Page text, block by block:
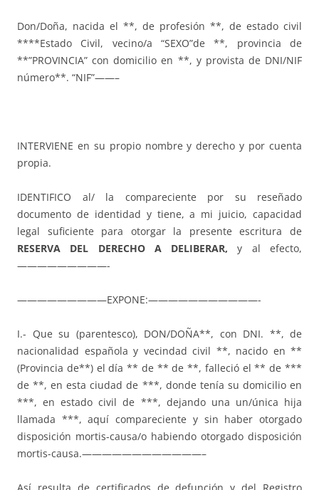
Don/Doña, nacida el **, de profesión **, de estado civil
****Estado Civil, vecino/a “SEXO”de **, provincia de
**”PROVINCIA” con domicilio en **, y provista de DNI/NIF
número**. “NIF”——–
INTERVIENE en su propio nombre y derecho y por cuenta
propia.
IDENTIFICO al/ la compareciente por su reseñado
documento de identidad y tiene, a mi juicio, capacidad
legal suficiente para otorgar la presente escritura de
RESERVA DEL DERECHO A DELIBERAR,y al efecto,
—————————-
—————————EXPONE:———————————-
I.- Que su (parentesco), DON/DOÑA**, con DNI. **, de
nacionalidad española y vecindad civil **, nacido en **
(Provincia de**) el día ** de ** de **, falleció el ** de ***
de **, en esta ciudad de ***, donde tenía su domicilio en
***, en estado civil de ***, dejando una un/única hija
llamada ***, aquí compareciente y sin haber otorgado
disposición mortis-causa/o habiendo otorgado disposición
mortis-causa.————————————–